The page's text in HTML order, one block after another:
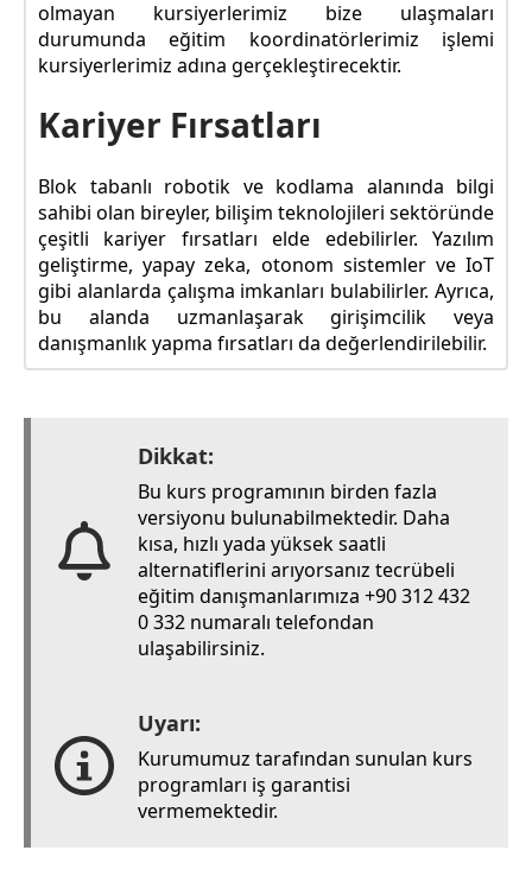
olmayan kursiyerlerimiz bize ulaşmaları
durumunda eğitim koordinatörlerimiz işlemi
kursiyerlerimiz adına gerçekleştirecektir.
Kariyer Fırsatları
Blok tabanlı robotik ve kodlama alanında bilgi
sahibi olan bireyler, bilişim teknolojileri sektöründe
çeşitli kariyer fırsatları elde edebilirler. Yazılım
geliştirme, yapay zeka, otonom sistemler ve IoT
gibi alanlarda çalışma imkanları bulabilirler. Ayrıca,
bu alanda uzmanlaşarak girişimcilik veya
danışmanlık yapma fırsatları da değerlendirilebilir.
Dikkat:
Bu kurs programının birden fazla
versiyonu bulunabilmektedir. Daha
kısa, hızlı yada yüksek saatli
alternatiflerini arıyorsanız tecrübeli
eğitim danışmanlarımıza +90 312 432
0 332 numaralı telefondan
ulaşabilirsiniz.
Uyarı:
Kurumumuz tarafından sunulan kurs
programları iş garantisi
vermemektedir.